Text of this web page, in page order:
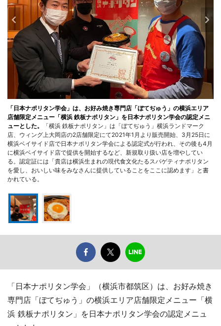
「日本ナポリタン学会」は、お好み焼き専門店「ぼてぢゅう」の横浜エリア
店舗限定メニュー「横浜 鉄板ナポリタン」を日本ナポリタン学会の認定メニ
ューとした。
「横浜 鉄板ナポリタン」は「ぼてぢゅう」横浜ランドマーク
店、ウィング上大岡店の2店舗限定にて2021年1月より販売開始、3月25日に
横浜ベイサイド店で日本ナポリタン学会による認定式が行われ、その後も4月
に横浜ベイサイド店で提供を開始するなど、新規取り扱い店を増やしてい
る。認定証には「貴店は横浜生まれの現代食文化たるスパゲティナポリタン
を愛し、おいしい味をみなさんに提供していることをここに認めます」と書
かれている。
「日本ナポリタン学会」（横浜市都筑区）は、お好み焼き
専門店「ぼてぢゅう」の横浜エリア店舗限定メニュー「横
浜 鉄板ナポリタン」を日本ナポリタン学会の認定メニュ